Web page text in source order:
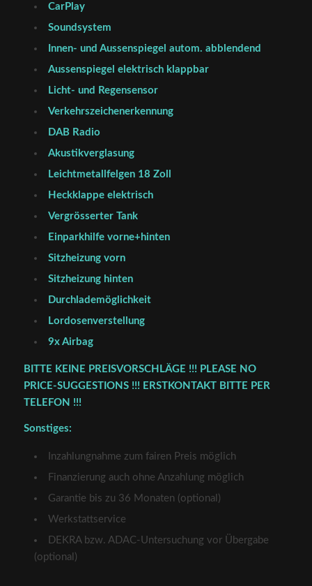
CarPlay
Soundsystem
Innen- und Aussenspiegel autom. abblendend
Aussenspiegel elektrisch klappbar
Licht- und Regensensor
Verkehrszeichenerkennung
DAB Radio
Akustikverglasung
Leichtmetallfelgen 18 Zoll
Heckklappe elektrisch
Vergrösserter Tank
Einparkhilfe vorne+hinten
Sitzheizung vorn
Sitzheizung hinten
Durchlademöglichkeit
Lordosenverstellung
9x Airbag
BITTE KEINE PREISVORSCHLÄGE !!! PLEASE NO
PRICE-SUGGESTIONS !!! ERSTKONTAKT BITTE PER
TELEFON !!!
Sonstiges:
Inzahlungnahme zum fairen Preis möglich
Finanzierung auch ohne Anzahlung möglich
Garantie bis zu 36 Monaten (optional)
Werkstattservice
DEKRA bzw. ADAC-Untersuchung vor Übergabe
(optional)